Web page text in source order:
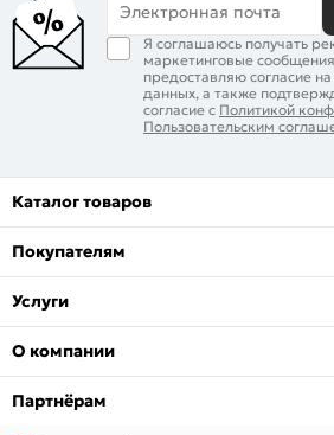
Электронная почта
Я соглашаюсь получать
маркетинговые
предоставляю согласие
данных, а также
согласие с Политикой
Пользовательским
Каталог товаров
Покупателям
Услуги
О компании
Партнёрам